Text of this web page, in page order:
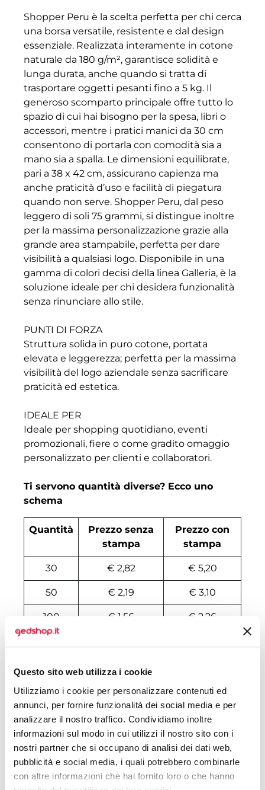
Questo sito web utilizza i cookie
Utilizziamo i cookie per personalizzare contenuti ed
annunci, per fornire funzionalità dei social media e per
analizzare il nostro traffico. Condividiamo inoltre
informazioni sul modo in cui utilizzi il nostro sito con i
nostri partner che si occupano di analisi dei dati web,
pubblicità e social media, i quali potrebbero combinarle
con altre informazioni che hai fornito loro o che hanno
Shopper Peru è la scelta perfetta per chi cerca
una borsa versatile, resistente e dal design
essenziale. Realizzata interamente in cotone
naturale da 180 g/m², garantisce solidità e
lunga durata, anche quando si tratta di
trasportare oggetti pesanti fino a 5 kg. Il
generoso scomparto principale offre tutto lo
spazio di cui hai bisogno per la spesa, libri o
accessori, mentre i pratici manici da 30 cm
consentono di portarla con comodità sia a
mano sia a spalla. Le dimensioni equilibrate,
pari a 38 x 42 cm, assicurano capienza ma
anche praticità d’uso e facilità di piegatura
quando non serve. Shopper Peru, dal peso
leggero di soli 75 grammi, si distingue inoltre
per la massima personalizzazione grazie alla
grande area stampabile, perfetta per dare
visibilità a qualsiasi logo. Disponibile in una
gamma di colori decisi della linea Galleria, è la
soluzione ideale per chi desidera funzionalità
senza rinunciare allo stile.
PUNTI DI FORZA
Struttura solida in puro cotone, portata
elevata e leggerezza; perfetta per la massima
visibilità del logo aziendale senza sacrificare
praticità ed estetica.
IDEALE PER
Ideale per shopping quotidiano, eventi
promozionali, fiere o come gradito omaggio
personalizzato per clienti e collaboratori.
Ti servono quantità diverse? Ecco uno
schema
Quantità
Prezzo senza
stampa
Prezzo con
stampa
30 € 2,82 € 5,20
50 € 2,19 € 3,10
100 € 1,56 € 2,26
1000 € 1,07 € 1,46
1500 € 1,04 € 1,42
2000 € 1,02 € 1,39
3000 € 1,01 € 1,36
5000 € 0,98